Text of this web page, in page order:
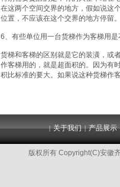
在这两个空间交界的地方，假如说这
位置，不应该在这个交界的地方停留
6、有些单位用一台货梯作为客梯用是
货梯和客梯的区别就是它的装潢，或
作客梯用的，就是超面积的。因为有
积比标准的要大。如果说这种货梯作
|关于我们 |产品展示
版权所有 Copyright(C)安